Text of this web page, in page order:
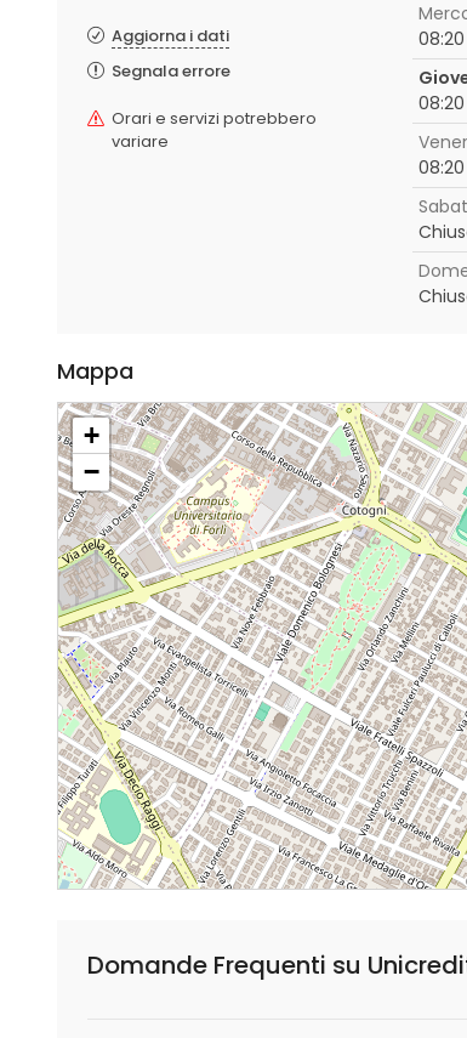
Aggiorna i dati
Segnala errore
Orari e servizi potrebbero
variare
08:20
08:20
08:20
Mappa
+
−
Domande Frequenti su